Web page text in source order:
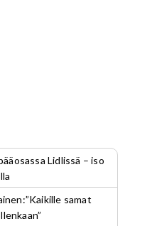
Lidlissä – iso
samat